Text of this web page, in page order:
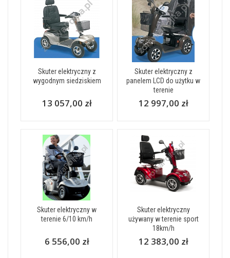
Skuter elektryczny z
wygodnym siedziskiem
13 057,00 zł
Skuter elektryczny z
panelem LCD do użytku w
terenie
12 997,00 zł
Skuter elektryczny w
terenie 6/10 km/h
6 556,00 zł
Skuter elektryczny
używany w terenie sport
18km/h
12 383,00 zł